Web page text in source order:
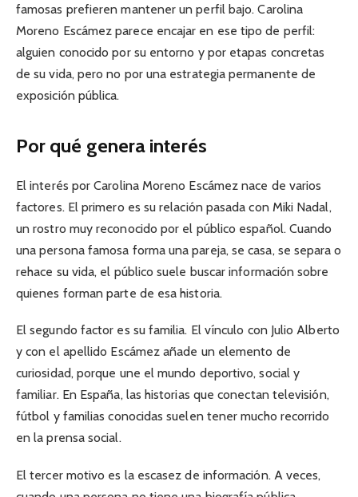
famosas prefieren mantener un perfil bajo. Carolina
Moreno Escámez parece encajar en ese tipo de perfil:
alguien conocido por su entorno y por etapas concretas
de su vida, pero no por una estrategia permanente de
exposición pública.
Por qué genera interés
El interés por Carolina Moreno Escámez nace de varios
factores. El primero es su relación pasada con Miki Nadal,
un rostro muy reconocido por el público español. Cuando
una persona famosa forma una pareja, se casa, se separa o
rehace su vida, el público suele buscar información sobre
quienes forman parte de esa historia.
El segundo factor es su familia. El vínculo con Julio Alberto
y con el apellido Escámez añade un elemento de
curiosidad, porque une el mundo deportivo, social y
familiar. En España, las historias que conectan televisión,
fútbol y familias conocidas suelen tener mucho recorrido
en la prensa social.
El tercer motivo es la escasez de información. A veces,